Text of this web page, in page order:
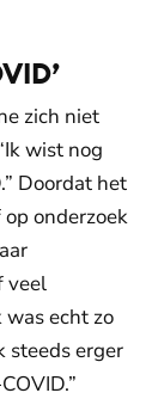
zich niet
wist nog
Doordat het
onderzoek
veel
was echt zo
steeds erger